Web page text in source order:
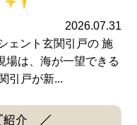
2026.07.31
ェント玄関引戸の 施
場は、海が一望できる
引戸が新...